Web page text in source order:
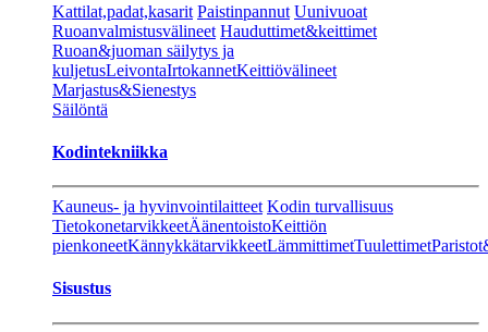
Kattilat,padat,kasarit Paistinpannut Uunivuoat
Ruoanvalmistusvälineet Hauduttimet&keittimet
Ruoan&juoman säilytys ja
kuljetusLeivontaIrtokannetKeittiövälineet
Marjastus&Sienestys
Säilöntä
Kodintekniikka
Kauneus- ja hyvinvointilaitteet Kodin turvallisuus
TietokonetarvikkeetÄänentoistoKeittiön
pienkoneetKännykkätarvikkeetLämmittimetTuulettimet
Sisustus